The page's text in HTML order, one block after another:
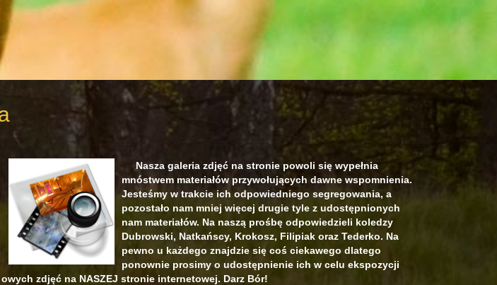
Nasza galeria zdjęć na stronie powoli się wypełnia
mnóstwem materiałów przywołujących dawne wspomnienia.
Jesteśmy w trakcie ich odpowiedniego segregowania, a
pozostało nam mniej więcej drugie tyle z udostępnionych
nam materiałów. Na naszą prośbę odpowiedzieli koledzy
Dubrowski, Natkańscy, Krokosz, Filipiak oraz Tederko. Na
pewno u każdego znajdzie się coś ciekawego dlatego
ponownie prosimy o udostępnienie ich w celu ekspozycji
owych zdjęć na NASZEJ stronie internetowej. Darz Bór!